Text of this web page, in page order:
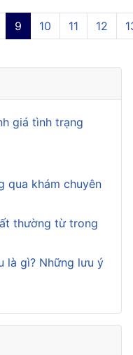
9 10 11 12
giá tình trạng
qua khám chuyên
thường từ trong
là gì? Những lưu ý